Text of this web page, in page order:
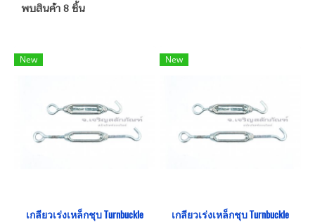
พบสินค้า 8 ชิ้น
New
เกลียวเร่งเหล็กชุบ Turnbuckle
New
เกลียวเร่งเหล็กชุบ Turnbuckle